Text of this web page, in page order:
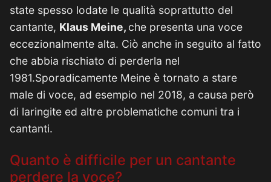
state spesso lodate le qualità soprattutto del
cantante, Klaus Meine, che presenta una voce
eccezionalmente alta. Ciò anche in seguito al fatto
che abbia rischiato di perderla nel
1981.Sporadicamente Meine è tornato a stare
male di voce, ad esempio nel 2018, a causa però
di laringite ed altre problematiche comuni tra i
cantanti.
Quanto è difficile per un cantante
perdere la voce?